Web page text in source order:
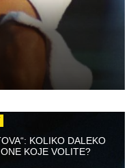
KOLIKO DALEKO
KOJE VOLITE?